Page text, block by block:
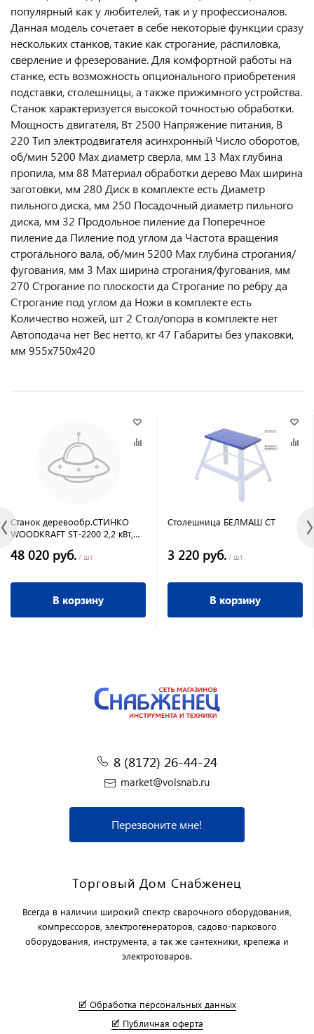
популярный как у любителей, так и у профессионалов.
Данная модель сочетает в себе некоторые функции сразу
нескольких станков, такие как строгание, распиловка,
сверление и фрезерование. Для комфортной работы на
станке, есть возможность опционального приобретения
подставки, столешницы, а также прижимного устройства.
Станок характеризуется высокой точностью обработки.
Мощность двигателя, Вт 2500 Напряжение питания, В
220 Тип электродвигателя асинхронный Число оборотов,
об/мин 5200 Max диаметр сверла, мм 13 Max глубина
пропила, мм 88 Материал обработки дерево Max ширина
заготовки, мм 280 Диск в комплекте есть Диаметр
пильного диска, мм 250 Посадочный диаметр пильного
диска, мм 32 Продольное пиление да Поперечное
пиление да Пиление под углом да Частота вращения
строгального вала, об/мин 5200 Max глубина строгания/
фугования, мм 3 Max ширина строгания/фугования, мм
270 Строгание по плоскости да Строгание по ребру да
Строгание под углом да Ножи в комплекте есть
Количество ножей, шт 2 Стол/опора в комплекте нет
Автоподача нет Вес нетто, кг 47 Габариты без упаковки,
мм 955х750х420
Станок деревообр.СТИНКО
WOODKRAFT ST-2200 2,2 кВт,
48 020 руб. / шт
В корзину
Столешница БЕЛМАШ СТ
3 220 руб. / шт
В корзину
8 (8172) 26-44-24
market@volsnab.ru
Перезвоните мне!
Торговый Дом Снабженец
Всегда в наличии широкий спектр сварочного оборудования,
компрессоров, электрогенераторов, садово-паркового
оборудования, инструмента, а так же сантехники, крепежа и
электротоваров.
🗹 Обработка персональных данных
🗹 Публичная оферта